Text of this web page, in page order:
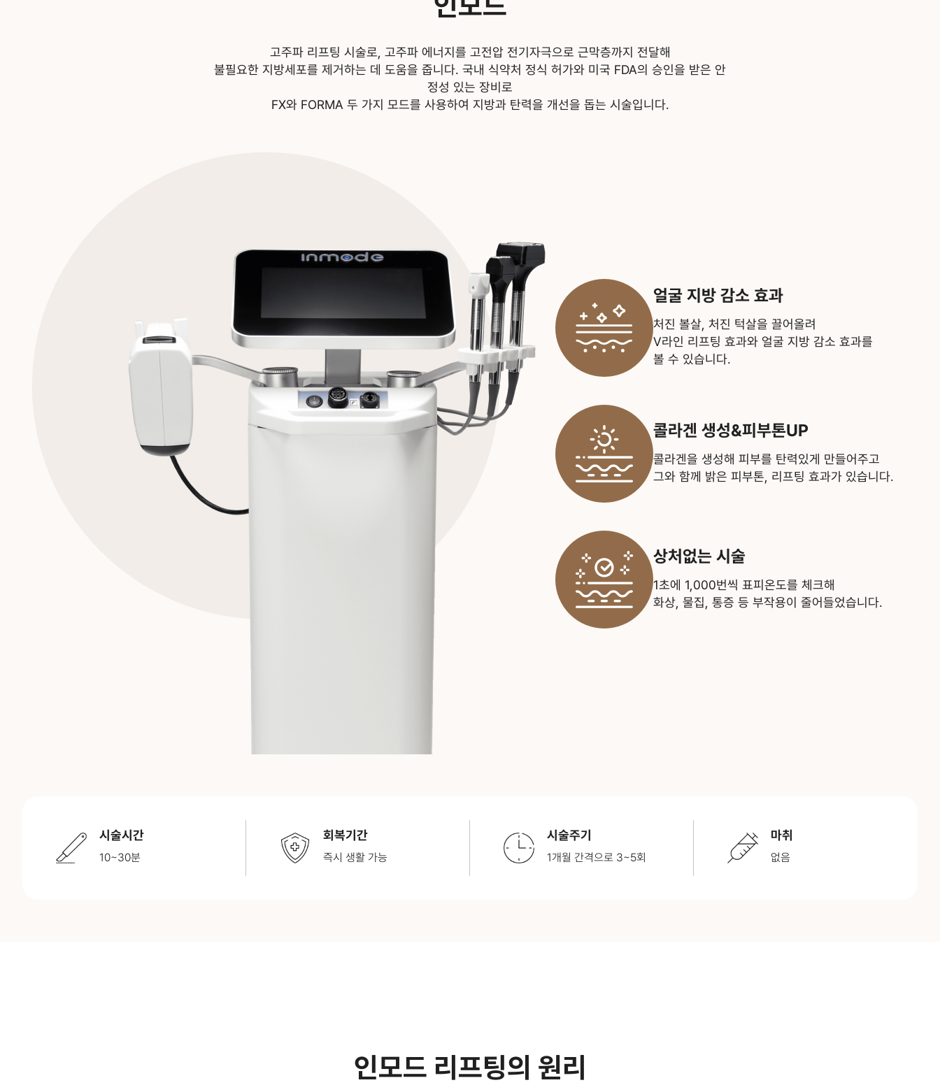
고주파 리프팅 시술로, 고주파 에너지를 고전압전기자극으로 근막층까지 전달해
불필요한 지방세포를 제거하는 데 도움을 줍니다. 국내 식약처 정식 허가와 미국 FDA의 승인을 받은 안
정성 있는 장비로
FX와 FORMA 두 가지 모드를 사용하여 지방과 탄력을 개선을 돕는 시술입니다.
얼굴 지방 감소 효과
처진 볼살, 처진 턱살을 끌어올려
V라인 리프팅 효과와 얼굴 지방 감소 효과를
볼 수 있습니다.
콜라겐 생성&피부톤UP
콜라겐을 생성해 피부를 탄력있게 만들어주고
그와 함께 밝은 피부톤, 리프팅 효과가 있습니다.
상처없는 시술
1초에 1,000번씩 표피온도를 체크해
화상, 물집, 통증 등 부작용이 줄어들었습니다.
시술시간
10~30분
회복기간
즉시 생활 가능
시술주기
1개월 간격으로 3~5회
마취
없음
인모드 리프팅의 원리